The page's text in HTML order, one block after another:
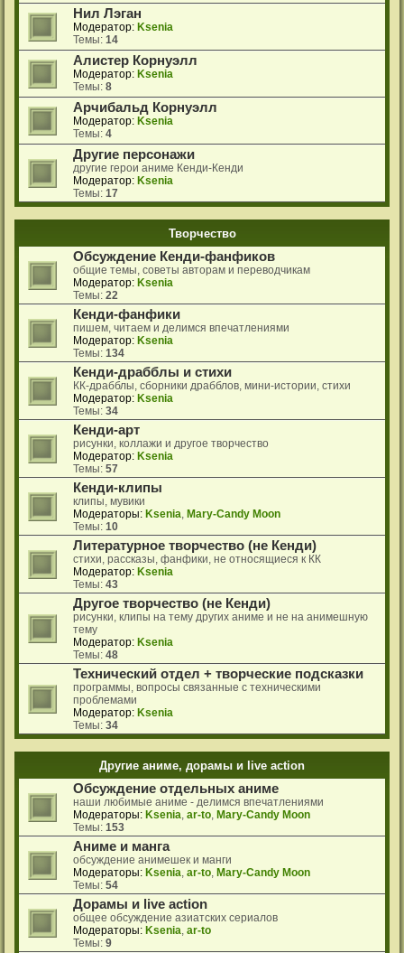
Нил Лэган
Модератор: Ksenia
Темы: 14
Алистер Корнуэлл
Модератор: Ksenia
Темы: 8
Арчибальд Корнуэлл
Модератор: Ksenia
Темы: 4
Другие персонажи
другие герои аниме Кенди-Кенди
Модератор: Ksenia
Темы: 17
Творчество
Обсуждение Кенди-фанфиков
общие темы, советы авторам и переводчикам
Модератор: Ksenia
Темы: 22
Кенди-фанфики
пишем, читаем и делимся впечатлениями
Модератор: Ksenia
Темы: 134
Кенди-драбблы и стихи
КК-драбблы, сборники драбблов, мини-истории, стихи
Модератор: Ksenia
Темы: 34
Кенди-арт
рисунки, коллажи и другое творчество
Модератор: Ksenia
Темы: 57
Кенди-клипы
клипы, мувики
Модераторы: Ksenia, Mary-Candy Moon
Темы: 10
Литературное творчество (не Кенди)
стихи, рассказы, фанфики, не относящиеся к КК
Модератор: Ksenia
Темы: 43
Другое творчество (не Кенди)
рисунки, клипы на тему других аниме и не на анимешную
тему
Модератор: Ksenia
Темы: 48
Технический отдел + творческие подсказки
программы, вопросы связанные с техническими
проблемами
Модератор: Ksenia
Темы: 34
Другие аниме, дорамы и live action
Обсуждение отдельных аниме
наши любимые аниме - делимся впечатлениями
Модераторы: Ksenia, ar-to, Mary-Candy Moon
Темы: 153
Аниме и манга
обсуждение анимешек и манги
Модераторы: Ksenia, ar-to, Mary-Candy Moon
Темы: 54
Дорамы и live action
общее обсуждение азиатских сериалов
Модераторы: Ksenia, ar-to
Темы: 9